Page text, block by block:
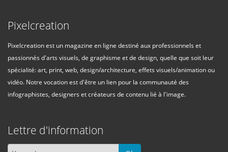
Pixelcreation
Pixelcreation est un magazine en ligne destiné aux professionnels et
passionnés d'arts visuels, de graphisme et de design, quelle que soit leur
spécialité: art, print, web, design/architecture, effets visuels/animation ou
vidéo. Notre vocation est d'être un lien pour la communauté des
infographistes, designers et créateurs de contenu lié à l'image.
Lettre d'information